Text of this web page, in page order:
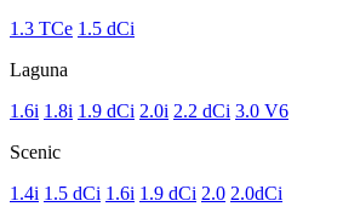
1.3 TCe 1.5 dCi
Laguna
1.6i 1.8i 1.9 dCi 2.0i 2.2 dCi 3.0 V6
Scenic
1.4i 1.5 dCi 1.6i 1.9 dCi 2.0 2.0dCi